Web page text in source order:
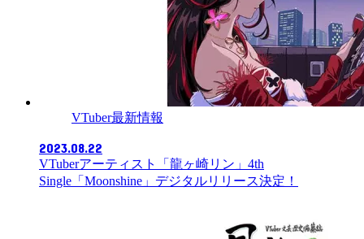
VTuber最新情報
2023.08.22
VTuberアーティスト「龍ヶ崎リン」4th
Single「Moonshine」デジタルリリース決定！